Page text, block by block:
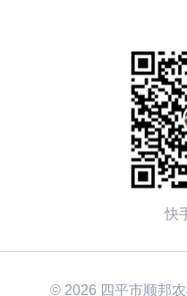
快
© 2026 四平市顺邦